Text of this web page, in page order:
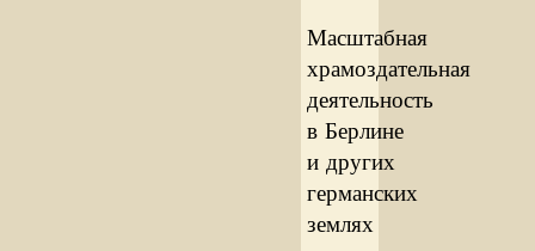
Масштабная
храмоздательная
деятельность
в Берлине
и других
германских
землях